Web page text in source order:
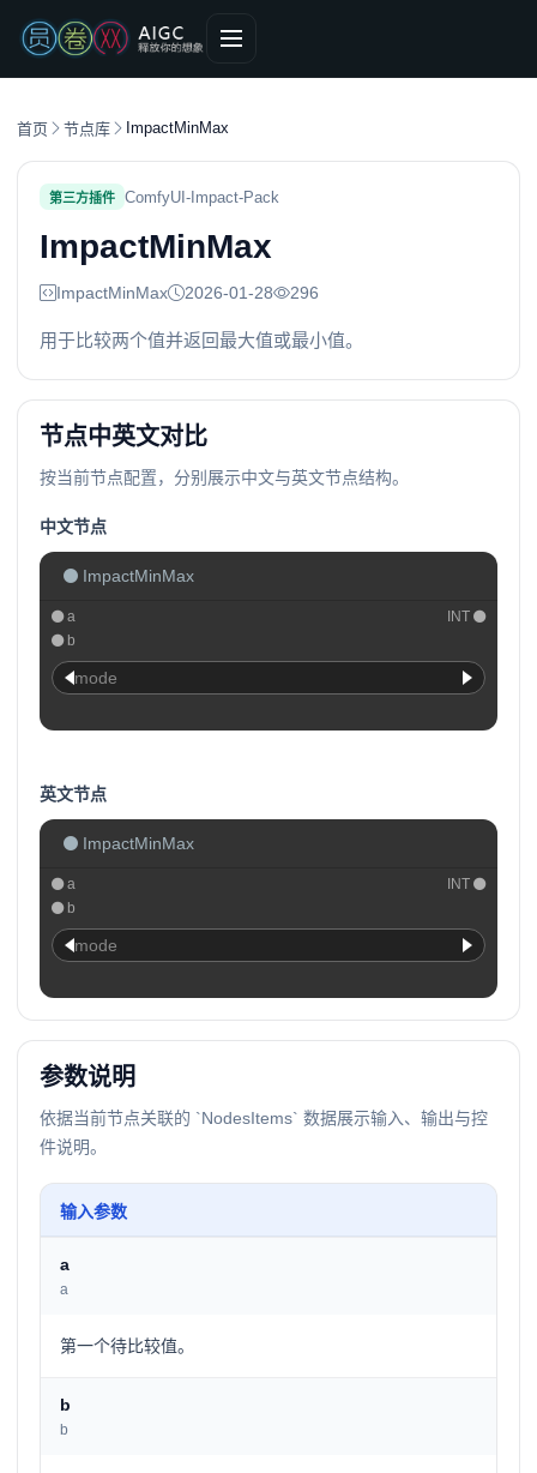
首页 节点库 ImpactMinMax
第三方插件 ComfyUI-Impact-Pack
ImpactMinMax
ImpactMinMax 2026-01-28 296
用于比较两个值并返回最大值或最小值。
节点中英文对比
按当前节点配置，分别展示中文与英文节点结构。
中文节点
ImpactMinMax
a
b
INT
mode
英文节点
ImpactMinMax
a
b
INT
mode
参数说明
依据当前节点关联的 `NodesItems` 数据展示输入、输出与控
件说明。
输入参数
a
a
第一个待比较值。
b
b